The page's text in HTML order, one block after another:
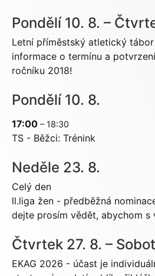
Pondělí 10. 8. –
Letní příměstský atletický
informace o termínu a
ročníku 2018!
Pondělí 10. 8.
17:00 – 18:30
TS - Běžci: Trénink
Neděle 23. 8.
Celý den
ll.liga žen - předběžná
dejte prosím vědět, abychom s
Čtvrtek 27. 8. –
EKAG 2026 - účast je